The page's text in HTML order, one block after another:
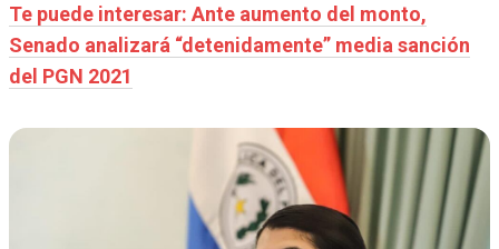
Te puede interesar: Ante aumento del monto,
Senado analizará “detenidamente” media sanción
del PGN 2021